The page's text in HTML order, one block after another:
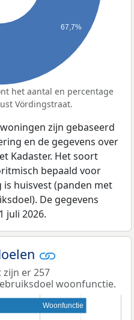
67,7%
het aantal en percentage
Vördingstraat.
zijn gebaseerd
en de gegevens over
Kadaster. Het soort
bepaald voor
huisvest (panden met
De gegevens
juli 2026.
er 257
woonfunctie.
Woonfunctie